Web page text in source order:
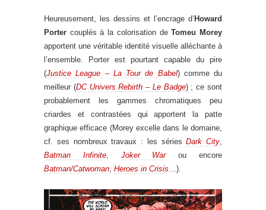
Heureusement, les dessins et l’encrage d’ Howard
Porter couplés à la colorisation deTomeu Morey
apportent une véritable identité visuelle alléchante à
l’ensemble. Porter est pourtant capable du pire
(Justice League – La Tour de Babel) comme du
meilleur (DC Univers Rebirth – Le Badge) ; ce sont
probablement les gammes chromatiques peu
criardes et contrastées qui apportent la patte
graphique efficace (Morey excelle dans le domaine,
cf. ses nombreux travaux : les sériesDark City,
Batman Infinite, Joker Warou encore
Batman/Catwoman, Heroes in Crisis…).